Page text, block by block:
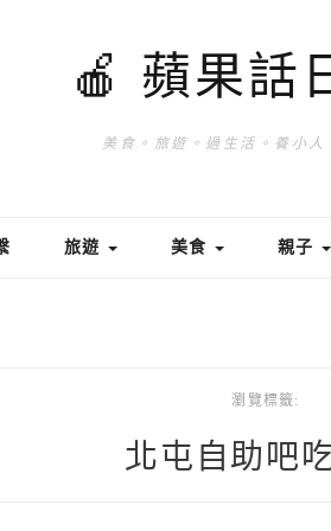
🍎 蘋果話
美食。旅遊。過生活。養小人
旅遊 美食 親子
瀏覽標籤:
北屯自助吧